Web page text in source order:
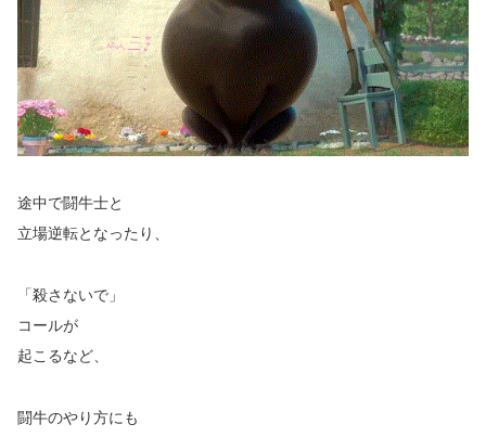
途中で闘牛士と
立場逆転となったり、
「殺さないで」
コールが
起こるなど、
闘牛のやり方にも